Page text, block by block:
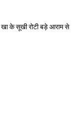
के सूखी रोटी बड़े आराम से